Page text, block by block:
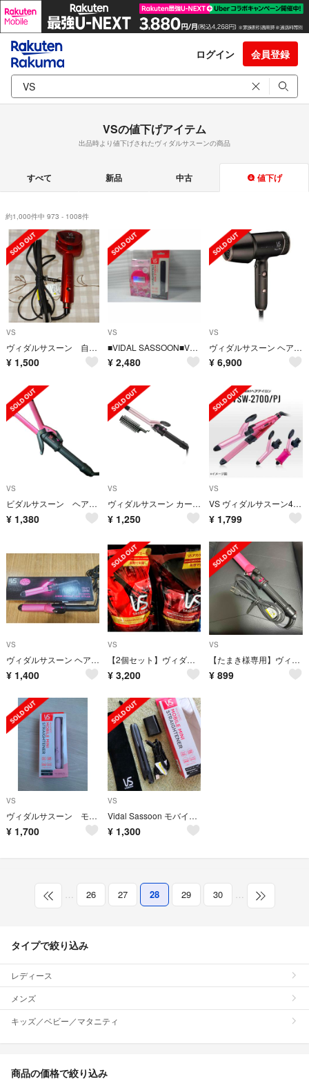
ログイン 会員登録
VSの値下げアイテム
出品時より値下げされたヴィダルサスーンの商品
すべて 新品 中古 値下げ
約1,000件中 973 - 1008件
VS
ヴィダルサスーン 自動カールドライヤー
¥ 1,500
VS
■VIDAL SASSOON■VSI-1050+KBE-3200 セット■新品■
¥ 2,480
VS
ヴィダルサスーン ヘアドライヤー 遠赤外線 マジックシャイン ブラック
¥ 6,900
VS
ビダルサスーン ヘアアイロン 32mm
¥ 1,380
VS
ヴィダルサスーン カールアイロン (パイプ径 19mm) ピンク VSI-191
¥ 1,250
VS
VS ヴィダルサスーン4way ヘアアイロン
¥ 1,799
VS
ヴィダルサスーン ヘアアイロン VSI-3206／PJ(1台)
¥ 1,400
VS
【2個セット】ヴィダルサスーン ☆ ヴィヴィッドケア 詰替え／未使用
¥ 3,200
VS
【たまき様専用】ヴィダルサスーン 32mm
¥ 899
VS
ヴィダルサスーン モバイルストレートアイロン
¥ 1,700
VS
Vidal Sassoon モバイルストレートアイロン VSI-1050/KJ
¥ 1,300
… 26 27 28 29 30 …
タイプで絞り込み
レディース
メンズ
キッズ／ベビー／マタニティ
商品の価格で絞り込み